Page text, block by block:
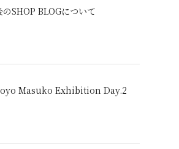
のSHOP BLOGについて
Masuko Exhibition Day.2